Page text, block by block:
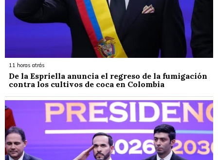
11 horas atrás
De la Espriella anuncia el regreso de la fumigación
contra los cultivos de coca en Colombia